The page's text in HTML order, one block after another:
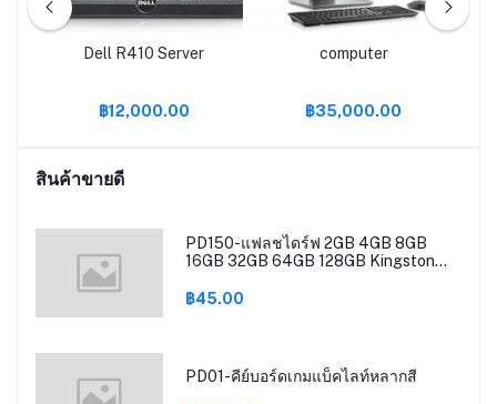
Dell R410 Server
฿12,000.00
computer
฿35,000.00
สินค้าขายดี
PD150-แฟลชไดร์ฟ 2GB 4GB 8GB
16GB 32GB 64GB 128GB Kingston
Drive
฿45.00
PD01-คีย์บอร์ดเกมแบ็คไลท์หลากสี